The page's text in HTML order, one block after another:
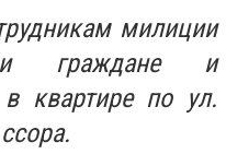
милиции
граждане и
квартире по ул.